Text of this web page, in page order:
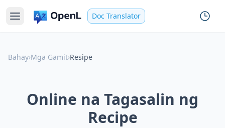
Doc Translator
Bahay›Mga Gamit›Resipe
Online na Tagasalin ng
Recipe